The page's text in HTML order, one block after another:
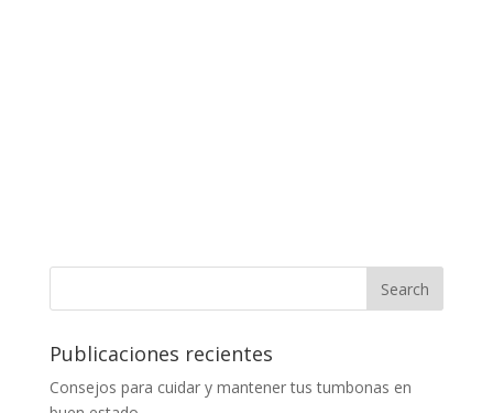
Publicaciones recientes
Consejos para cuidar y mantener tus tumbonas en